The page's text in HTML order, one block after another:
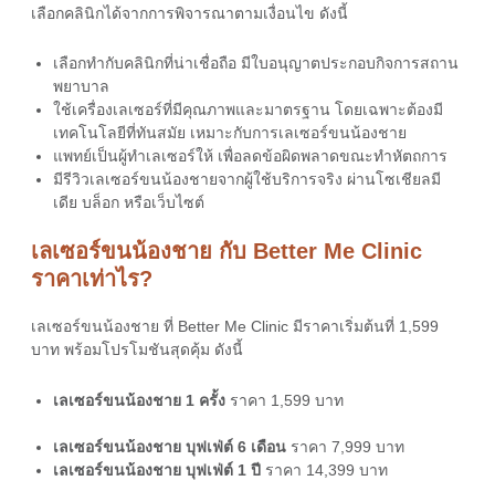
เลือกคลินิกได้จากการพิจารณาตามเงื่อนไข ดังนี้
เลือกทำกับคลินิกที่น่าเชื่อถือ มีใบอนุญาตประกอบกิจการสถาน
พยาบาล
ใช้เครื่องเลเซอร์ที่มีคุณภาพและมาตรฐาน โดยเฉพาะต้องมี
เทคโนโลยีที่ทันสมัย เหมาะกับการเลเซอร์ขนน้องชาย
แพทย์เป็นผู้ทำเลเซอร์ให้ เพื่อลดข้อผิดพลาดขณะทำหัตถการ
มีรีวิวเลเซอร์ขนน้องชายจากผู้ใช้บริการจริง ผ่านโซเชียลมี
เดีย บล็อก หรือเว็บไซต์
เลเซอร์ขนน้องชาย กับ Better Me Clinic
ราคาเท่าไร?
เลเซอร์ขนน้องชาย ที่ Better Me Clinic มีราคาเริ่มต้นที่ 1,599
บาท พร้อมโปรโมชันสุดคุ้ม ดังนี้
เลเซอร์ขนน้องชาย 1 ครั้ง ราคา 1,599 บาท
เลเซอร์ขนน้องชาย บุฟเฟ่ต์ 6 เดือน ราคา 7,999 บาท
เลเซอร์ขนน้องชาย บุฟเฟ่ต์ 1 ปี ราคา 14,399 บาท